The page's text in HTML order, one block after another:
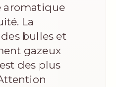
aromatique
La
bulles et
gazeux
des plus